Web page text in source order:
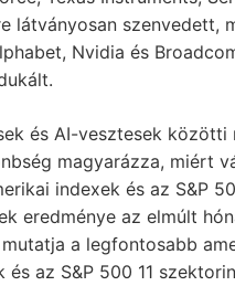
látványosan szenvedett,
Nvidia és
és AI-vesztesek közötti
magyarázza, miért
indexek és az S&P
eredménye az elmúlt
a legfontosabb
és az S&P 500 11